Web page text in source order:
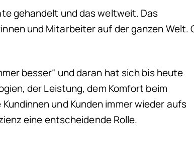
gehandelt und das weltweit. Das
und Mitarbeiter auf der ganzen Welt.
besser“ und daran hat sich bis heute
der Leistung, dem Komfort beim
und Kunden immer wieder aufs
eine entscheidende Rolle.